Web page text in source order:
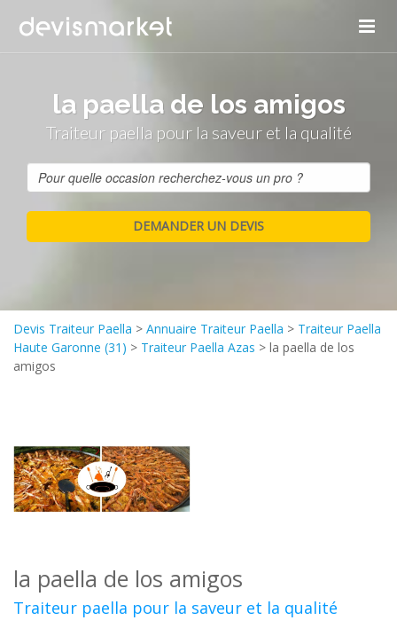
la paella de los amigos
Traiteur paella pour la saveur et la qualité
Devis Traiteur Paella > Annuaire Traiteur Paella > Traiteur Paella
Haute Garonne (31) > Traiteur Paella Azas > la paella de los
amigos
la paella de los amigos
Traiteur paella pour la saveur et la qualité